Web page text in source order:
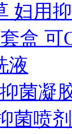
妇用
盒 可
液
菌凝
菌喷剂